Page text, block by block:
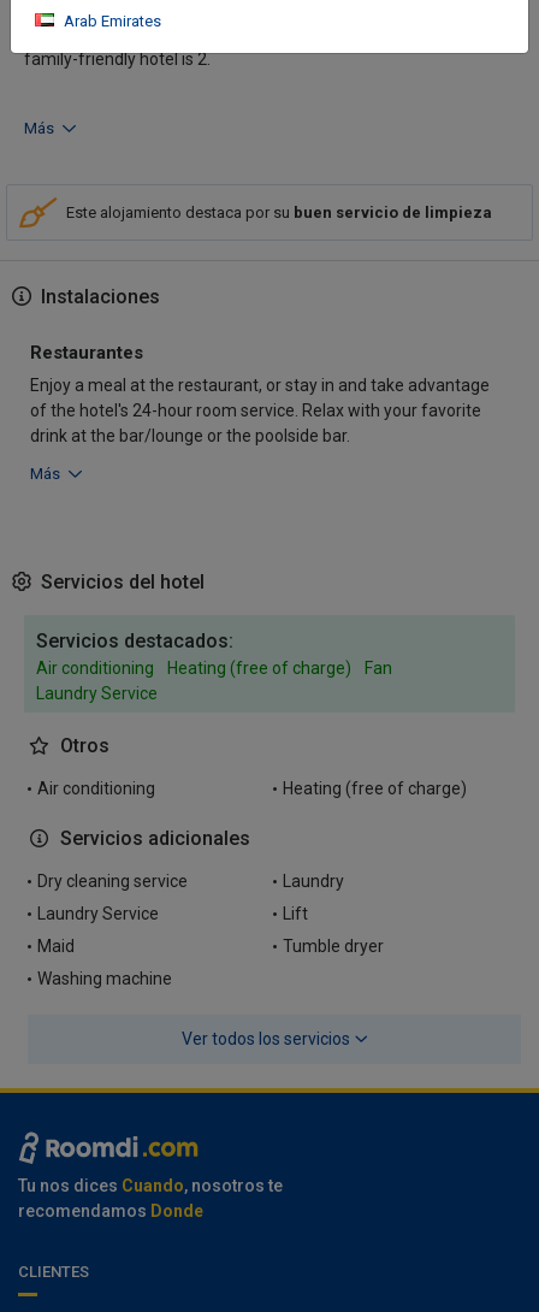
family-friendly hotel is 2.
Más
Este alojamiento destaca por su buen servicio de limpieza
Instalaciones
Restaurantes
Enjoy a meal at the restaurant, or stay in and take advantage
of the hotel's 24-hour room service. Relax with your favorite
drink at the bar/lounge or the poolside bar.
Más
Servicios del hotel
Servicios destacados:
Air conditioning Heating (free of charge)
Fan
Laundry Service
Otros
Air conditioning Heating (free of charge)
Servicios adicionales
Dry cleaning service
Laundry
Laundry Service
Lift
Maid
Tumble dryer
Washing machine
Ver todos los servicios
Tu nos dices Cuando, nosotros te
recomendamos Donde
CLIENTES
Arab Emirates